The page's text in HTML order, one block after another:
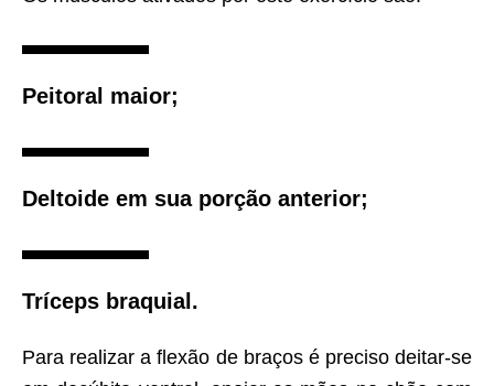
Peitoral maior;
Deltoide em sua porção anterior;
Tríceps braquial.
Para realizar a flexão de braços é preciso deitar-se